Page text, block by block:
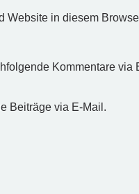
Website in diesem
Kommentare via
Beiträge via E-Mail.